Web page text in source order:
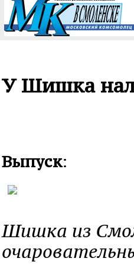
У Шишка
Выпуск:
Шишка из